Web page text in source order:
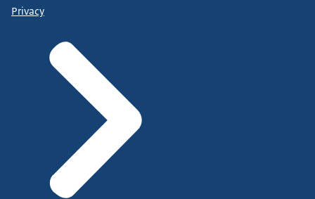
Privacy